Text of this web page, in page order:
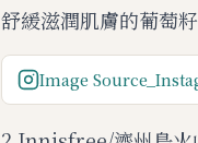
舒緩滋潤肌膚的葡萄
Image